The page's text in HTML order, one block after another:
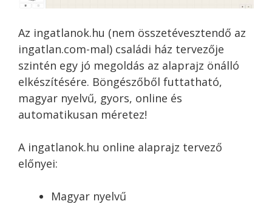
Az ingatlanok.hu (nem összetévesztendő az
ingatlan.com-mal) családi ház tervezője
szintén egy jó megoldás az alaprajz önálló
elkészítésére. Böngészőből futtatható,
magyar nyelvű, gyors, online és
automatikusan méretez!
A ingatlanok.hu online alaprajz tervező
előnyei:
Magyar nyelvű